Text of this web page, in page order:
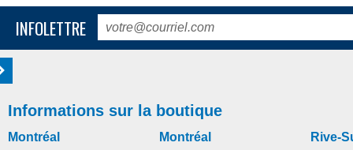
INFOLETTRE
Informations sur la boutique
Montréal Montréal Rive-